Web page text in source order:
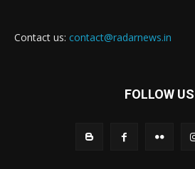
Contact us: contact@radarnews.in
FOLLOW US